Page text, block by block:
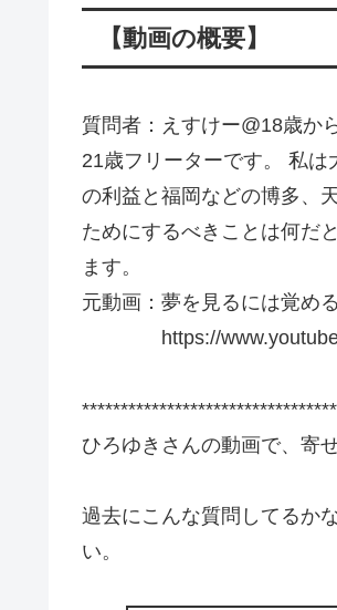
【動画の概要】
質問者：えすけー@18歳
21歳フリーターです。 私
の利益と福岡などの博多、
ためにするべきことは何だ
ます。
元動画：夢を見るには覚め
https://
ひろゆきさんの動画で、寄
過去にこんな質問してるか
い。